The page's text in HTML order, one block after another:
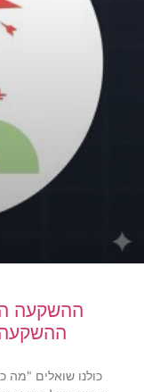
ההשקעה
ההשקעה
כולנו שואלים "מה